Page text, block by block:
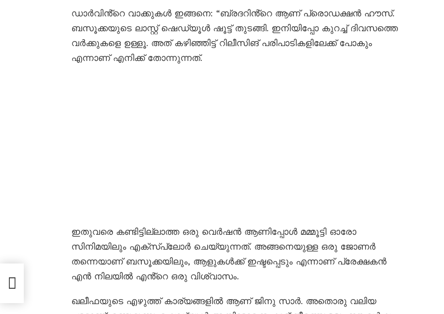
ഡാർവിൻ്റെ വാക്കുകൾ ഇങ്ങനെ: “ബ്രദറിൻ്റെ ആണ് പ്രൊഡക്ഷൻ ഹൗസ്.
ബസൂക്കയുടെ ലാസ്റ്റ് ഷെഡ്യൂൾ ഷൂട്ട് തുടങ്ങി. ഇനിയിപ്പോ കുറച്ച് ദിവസത്തെ
വർക്കുകളെ ഉള്ളൂ. അത് കഴിഞ്ഞിട്ട് റിലീസിങ് പരിപാടികളിലേക്ക് പോകും
എന്നാണ് എനിക്ക് തോന്നുന്നത്.
ഇതുവരെ കണ്ടിട്ടില്ലാത്ത ഒരു വെർഷൻ ആണിപ്പോൾ മമ്മൂട്ടി ഓരോ
സിനിമയിലും എക്സ്പ്ലോർ ചെയ്യുന്നത്. അങ്ങനെയുള്ള ഒരു ജോണർ
തന്നെയാണ് ബസൂക്കയിലും, ആളുകൾക്ക് ഇഷ്ടപ്പെടും എന്നാണ് പ്രേക്ഷകൻ
എൻ നിലയിൽ എൻ്റെ ഒരു വിശ്വാസം.
ഖലീഫയുടെ എഴുത്ത് കാര്യങ്ങളിൽ ആണ് ജിനു സാർ. അതൊരു വലിയ